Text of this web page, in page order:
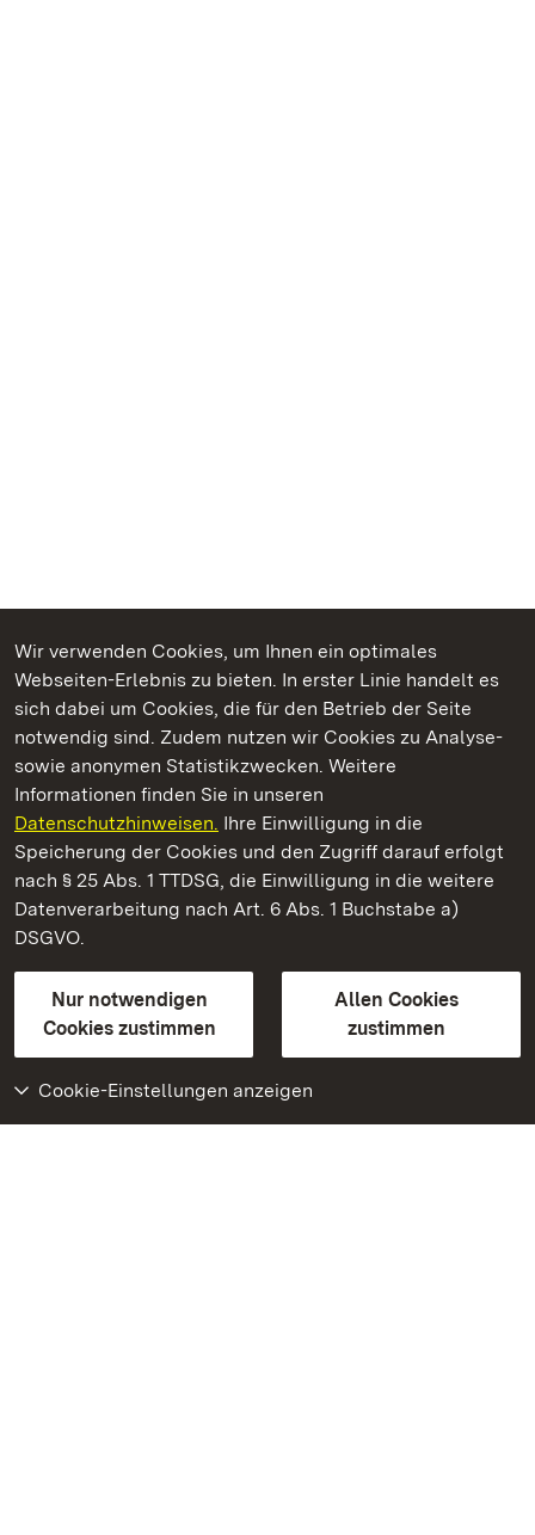
Wir verwenden Cookies, um Ihnen ein optimales
Webseiten-Erlebnis zu bieten. In erster Linie handelt es
sich dabei um Cookies, die für den Betrieb der Seite
notwendig sind. Zudem nutzen wir Cookies zu Analyse-
sowie anonymen Statistikzwecken. Weitere
Informationen finden Sie in unseren
Datenschutzhinweisen. Ihre Einwilligung in die
Speicherung der Cookies und den Zugriff darauf erfolgt
nach § 25 Abs. 1 TTDSG, die Einwilligung in die weitere
Datenverarbeitung nach Art. 6 Abs. 1 Buchstabe a)
DSGVO.
Nur notwendigen
Cookies zustimmen
Allen Cookies
zustimmen
Cookie-Einstellungen anzeigen
Kommen. Staunen. Genießen.
Staatliche Schlösser und Gärten Baden‑Württemberg
Staatliche Schlösser und Gärten Baden-Württemberg
Kontakt
GebärdenspracheLeichte Sprache
Erklärung zur Barrierefreiheit
BITV-konform (geprüfte Seiten)
Weiteres